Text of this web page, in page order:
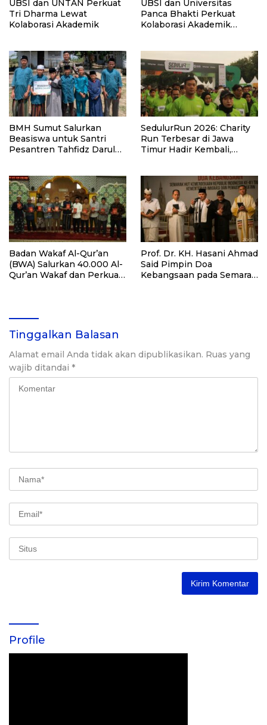
UBSI dan UNTAN Perkuat
Tri Dharma Lewat
Kolaborasi Akademik
UBSI dan Universitas
Panca Bhakti Perkuat
Kolaborasi Akademik
BMH Sumut Salurkan
Beasiswa untuk Santri
Pesantren Tahfidz Darul
SedulurRun 2026: Charity
Run Terbesar di Jawa
Timur Hadir Kembali,
Santri dan Guru Honorer
Badan Wakaf Al-Qur’an
(BWA) Salurkan 40.000 Al-
Qur’an Wakaf dan Perkuat
Prof. Dr. KH. Hasani Ahmad
Said Pimpin Doa
Kebangsaan pada Semarak
Tinggalkan Balasan
Alamat email Anda tidak akan dipublikasikan. Ruas yang
wajib ditandai *
Profile